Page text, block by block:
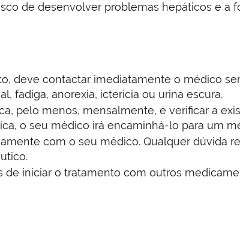
de desenvolver problemas hepáticos e a
deve contactar imediatamente o médico
fadiga, anorexia, icterícia ou urina escura.
pelo menos, mensalmente, e verificar a
o seu médico irá encaminhá-lo para um
com o seu médico. Qualquer dúvida
iniciar o tratamento com outros